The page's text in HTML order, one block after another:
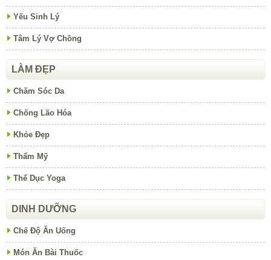
Yếu Sinh Lý
Tâm Lý Vợ Chồng
LÀM ĐẸP
Chăm Sóc Da
Chống Lão Hóa
Khỏe Đẹp
Thẩm Mỹ
Thể Dục Yoga
DINH DƯỠNG
Chế Độ Ăn Uống
Món Ăn Bài Thuốc